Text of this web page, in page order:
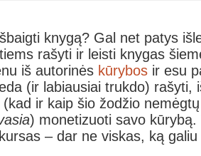
knygą? Gal net patys
rašyti ir leisti knygas
iš autorinės kūrybos ir esu
(ir labiausiai trukdo) rašyti,
ir kaip šio žodžio
) monetizuoti savo
– dar ne viskas, ką galiu